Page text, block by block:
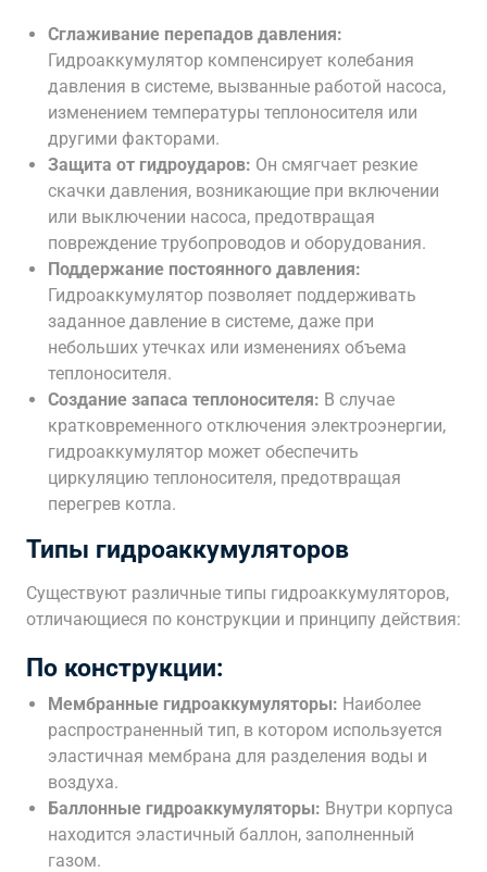
Сглаживание перепадов давления:
Гидроаккумулятор компенсирует колебания
давления в системе, вызванные работой насоса,
изменением температуры теплоносителя или
другими факторами.
Защита от гидроударов: Он смягчает резкие
скачки давления, возникающие при включении
или выключении насоса, предотвращая
повреждение трубопроводов и оборудования.
Поддержание постоянного давления:
Гидроаккумулятор позволяет поддерживать
заданное давление в системе, даже при
небольших утечках или изменениях объема
теплоносителя.
Создание запаса теплоносителя: В случае
кратковременного отключения электроэнергии,
гидроаккумулятор может обеспечить
циркуляцию теплоносителя, предотвращая
перегрев котла.
Типы гидроаккумуляторов
Существуют различные типы гидроаккумуляторов,
отличающиеся по конструкции и принципу действия:
По конструкции:
Мембранные гидроаккумуляторы: Наиболее
распространенный тип, в котором используется
эластичная мембрана для разделения воды и
воздуха.
Баллонные гидроаккумуляторы: Внутри корпуса
находится эластичный баллон, заполненный
газом.